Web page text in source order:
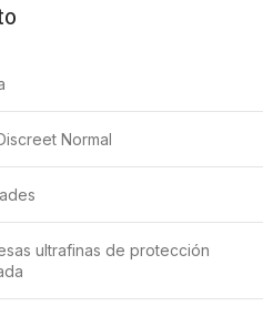
Normal
ultrafinas de protección